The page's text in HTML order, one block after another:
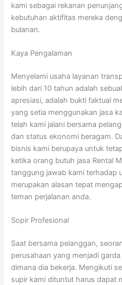
kami sebagai rekanan
kebutuhan aktifitas mereka
bulanan.
Kaya Pengalaman
Menyelami usaha layanan
lebih dari 10 tahun adalah
apresiasi, adalah bukti faktual
yang setia menggunakan jasa
telah kami jalani bersama
dan status ekonomi beragam.
bisnis kami berupaya untuk
ketika orang butuh jasa Rental
tanggung jawab kami terhadap
merupakan alasan tepat
teman perjalanan anda.
Sopir Profesional
Saat bersama pelanggan,
perusahaan yang menjadi
dimana dia bekerja. Mengikuti
supir kami dituntut harus dapat